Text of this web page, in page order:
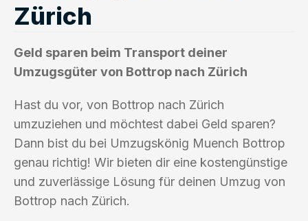
Zürich
Geld sparen beim Transport deiner
Umzugsgüter von Bottrop nach Zürich
Hast du vor, von Bottrop nach Zürich
umzuziehen und möchtest dabei Geld sparen?
Dann bist du bei Umzugskönig Muench Bottrop
genau richtig! Wir bieten dir eine kostengünstige
und zuverlässige Lösung für deinen Umzug von
Bottrop nach Zürich.